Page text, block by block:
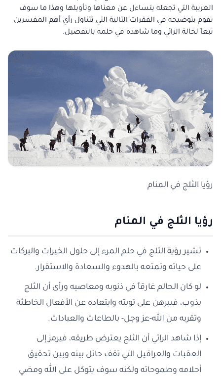
الغريبة التي تجعله يتساءل عن معناها وتأويلها وهذا ما سوف
نقوم بتوضيحه في الفقرات التالية التي تتناول رأي أهم المفسرين
تبعاً لحالة الرائي وما شاهده في حلمه بالتفصيل.
رؤيا الثلج في المنام
رؤيا الثلج في المنام
تشير رؤية الثلج في حلم المرء إلى حلول الخيرات والبركات
على حياته وتمتعه بالهدوء والسعادة والاستقرار.
لو كان الحالم غارقاً في ذنوبه ومعاصيه ورأى أن الثلج
يذوب، فيبرهن على توبته وابتعاده عن الأفعال الخاطئة
وتقربه من الله-عز وجل- بالطاعات والعبادات.
إذا شاهد الرائي أن الثلج يعترض طريقه، فيرمز إلى
العقبات والعراقيل التي تقف حائل بينه وبين تحقيق
أحلامه وطموحاته ولكنه سوف يتوكل على الله ومضي